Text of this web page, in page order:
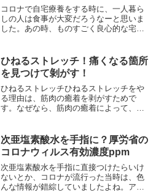
コロナで自宅療養をする時に、一人暮ら
しの人は食事が大変だろうなーと思いま
した。あの時、ものすごく良心的な宅配
ロナ自宅療養一人暮らし近所に誰か家族
がいて、完治までの食事や必...
ひねるストレッチ！痛くなる箇所
を見つけて剝がす！
ひねるストレッチひねるストレッチをや
る理由は、筋肉の癒着を剥がすためで
す。なぜなら、筋肉の癒着によって、あ
す。その個所を見つけるために、ひねる
ストレッチを行っています。ひ...
次亜塩素酸水を手指に？厚労省の
コロナウィルス有効濃度ppm
次亜塩素酸水を手指に直接つけたらいけ
ないとか、コロナが流行った当時は、色
んな情報が錯綜していましたよね。アル